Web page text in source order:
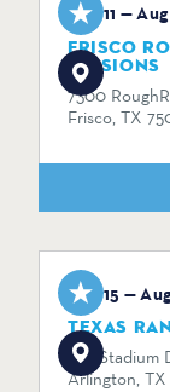
Aug 11 — Aug
FRISCO
MISSIONS
7300
Frisco, TX
Aug 15 —
TEXAS
734 Stadium
Arlington, TX